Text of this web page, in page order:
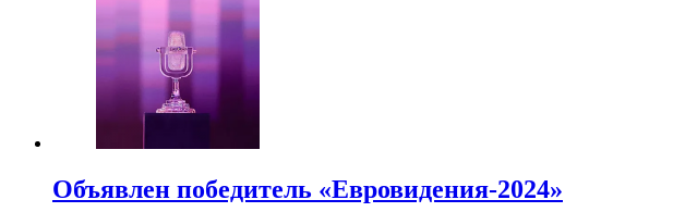
Объявлен победитель «Евровидения-2024»